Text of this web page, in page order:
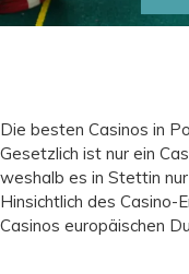
Die besten Casinos in
Gesetzlich ist nur ein
weshalb es in Stettin
Hinsichtlich des Casino-
Casinos europäischen